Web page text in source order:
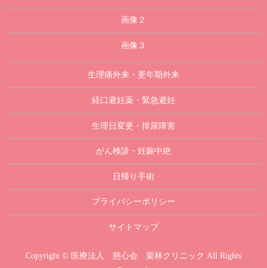
画像２
画像３
生理痛外来・更年期外来
経口避妊薬・緊急避妊
生理日変更・排尿障害
がん検診・妊娠中絶
日帰り手術
プライバシーポリシー
サイトマップ
Copyright © 医療法人 慈心会 栗林クリニック All Rights